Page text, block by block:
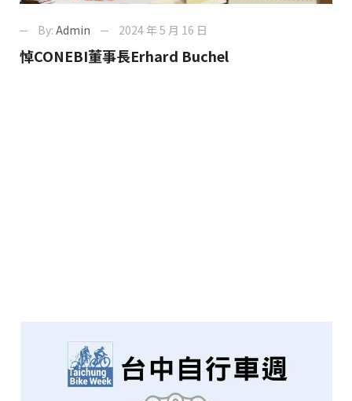
By: Admin 2024 年 5 月 16 日
悼CONEBI董事長Erhard Buchel